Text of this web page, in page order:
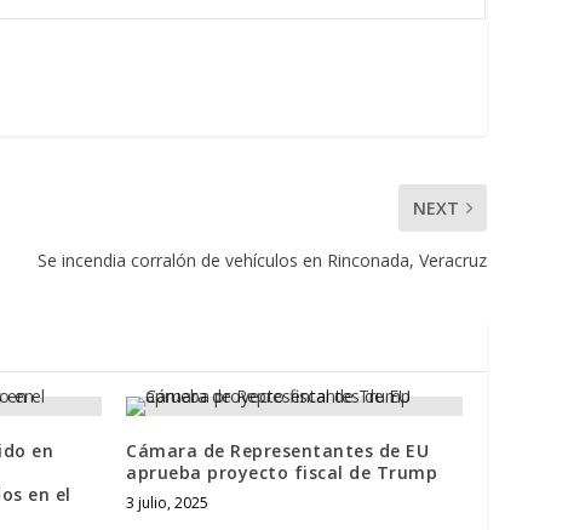
NEXT
Se incendia corralón de vehículos en Rinconada, Veracruz
en
en el
Cámara de Representantes de EU
aprueba proyecto fiscal de Trump
3 julio, 2025